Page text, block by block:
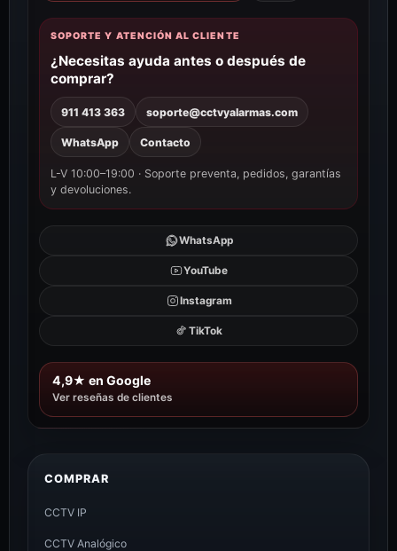
SOPORTE Y ATENCIÓN AL CLIENTE
¿Necesitas ayuda antes o después de
comprar?
911 413 363 soporte@cctvyalarmas.com
WhatsApp Contacto
L-V 10:00–19:00 · Soporte preventa, pedidos, garantías
y devoluciones.
WhatsApp
YouTube
Instagram
TikTok
4,9★ en Google
Ver reseñas de clientes
COMPRAR
CCTV IP
CCTV Analógico